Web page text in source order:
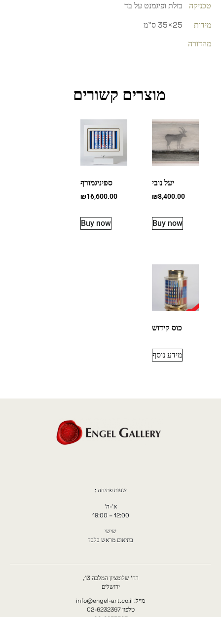
טכניקה
בזלת ופיגמנט על בד
מידות
25×35 ס"מ
מהדורה
מוצרים קשורים
יעל נובי
₪8,400.00
Buy now
ספיניגמורף
₪16,600.00
Buy now
כוס קידוש
מידע נוסף
שעות פתיחה :
א'-ה'
12:00 – 19:00
שישי
בתיאום מראש בלבד
רח' שלומציון המלכה 13,
ירושלים
מייל: info@engel-art.co.il
טלפון 02-6232397